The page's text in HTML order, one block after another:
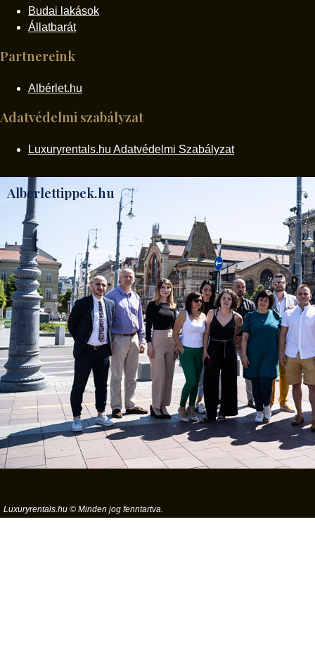
Budai lakások
Állatbarát
Partnereink
Albérlet.hu
Adatvédelmi szabályzat
Luxuryrentals.hu Adatvédelmi Szabályzat
Alberlettippek.hu
Luxuryrentals.hu © Minden jog fenntartva.